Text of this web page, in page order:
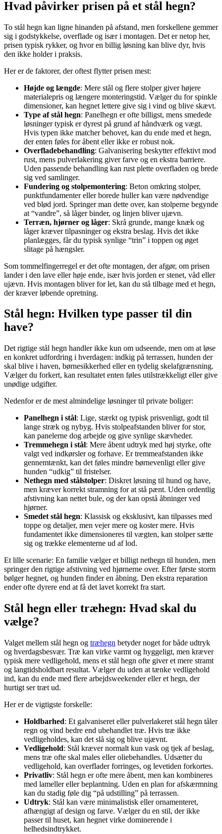
Hvad påvirker prisen på et stål hegn?
To stål hegn kan ligne hinanden på afstand, men forskellene gemmer
sig i godstykkelse, overflade og især i montagen. Det er netop her,
prisen typisk rykker, og hvor en billig løsning kan blive dyr, hvis
den ikke holder i praksis.
Her er de faktorer, der oftest flytter prisen mest:
Højde og længde: Mere stål og flere stolper giver højere
materialepris og længere monteringstid. Vælger du for spinkle
dimensioner, kan hegnet lettere give sig i vind og blive skævt.
Type af stål hegn: Panelhegn er ofte billigst, mens smedede
løsninger typisk er dyrest på grund af håndværk og vægt.
Hvis typen ikke matcher behovet, kan du ende med et hegn,
der enten føles for åbent eller ikke er robust nok.
Overfladebehandling: Galvanisering beskytter effektivt mod
rust, mens pulverlakering giver farve og en ekstra barriere.
Uden passende behandling kan rust plette overfladen og brede
sig ved samlinger.
Fundering og stolpemontering: Beton omkring stolper,
punktfundamenter eller borede huller kan være nødvendige
ved blød jord. Springer man dette over, kan stolperne begynde
at “vandre”, så låger binder, og linjen bliver ujævn.
Terræn, hjørner og låger: Skrå grunde, mange knæk og
låger kræver tilpasninger og ekstra beslag. Hvis det ikke
planlægges, får du typisk synlige “trin” i toppen og øget
slitage på hængsler.
Som tommelfingerregel er det ofte montagen, der afgør, om prisen
lander i den lave eller høje ende, især hvis jorden er stenet, våd eller
ujævn. Hvis montagen bliver for let, kan du stå tilbage med et hegn,
der kræver løbende opretning.
Stål hegn: Hvilken type passer til din
have?
Det rigtige stål hegn handler ikke kun om udseende, men om at løse
en konkret udfordring i hverdagen: indkig på terrassen, hunden der
skal blive i haven, børnesikkerhed eller en tydelig skelafgrænsning.
Vælger du forkert, kan resultatet enten føles utilstrækkeligt eller give
unødige udgifter.
Nedenfor er de mest almindelige løsninger til private boliger:
Panelhegn i stål: Lige, stærkt og typisk prisvenligt, godt til
lange stræk og nybyg. Hvis stolpeafstanden bliver for stor,
kan panelerne dog arbejde og give synlige skævheder.
Tremmehegn i stål: Mere åbent udtryk med høj styrke, ofte
valgt ved indkørsler og forhave. Er tremmeafstanden ikke
gennemtænkt, kan det føles mindre børnevenligt eller give
hunden “udkig” til fristelser.
Nethegn med stålstolper: Diskret løsning til hund og have,
men kræver korrekt stramning for at stå pænt. Uden ordentlig
afstivning kan nettet bule, og der kan opstå åbninger ved
hjørner.
Smedet stål hegn: Klassisk og eksklusivt, kan tilpasses med
toppe og detaljer, men vejer mere og koster mere. Hvis
fundamentet ikke dimensioneres til vægten, kan stolper sætte
sig og trække elementerne ud af lod.
Et lille scenarie: En familie vælger et billigt nethegn til hunden, men
springer den rigtige afstivning ved hjørnerne over. Efter første storm
bølger hegnet, og hunden finder en åbning. Den ekstra reparation
ender ofte dyrere end at få det lavet korrekt fra start.
Stål hegn eller træhegn: Hvad skal du
vælge?
Valget mellem stål hegn og træhegn betyder noget for både udtryk
og hverdagsbesvær. Træ kan virke varmt og hyggeligt, men kræver
typisk mere vedligehold, mens et stål hegn ofte giver et mere stramt
og langtidsholdbart resultat. Vælger du uden at tænke vedligehold
ind, kan du ende med flere arbejdsweekender eller et hegn, der
hurtigt ser træt ud.
Her er de vigtigste forskelle:
Holdbarhed: Et galvaniseret eller pulverlakeret stål hegn tåler
regn og vind bedre end ubehandlet træ. Hvis træ ikke
vedligeholdes, kan det slå sig og blive ujævnt.
Vedligehold: Stål kræver normalt kun vask og tjek af beslag,
mens træ ofte skal males eller oliebehandles. Udsætter du
vedligehold, kan overflader forringes, og levetiden forkortes.
Privatliv: Stål hegn er ofte mere åbent, men kan kombineres
med lameller eller beplantning. Uden en plan for afskærmning
kan du stadig føle dig “på udstilling” på terrassen.
Udtryk: Stål kan være minimalistisk eller ornamenteret,
afhængigt af design og farve. Vælger du en stil, der ikke
passer til huset, kan hegnet virke dominerende i
helhedsindtrykket.